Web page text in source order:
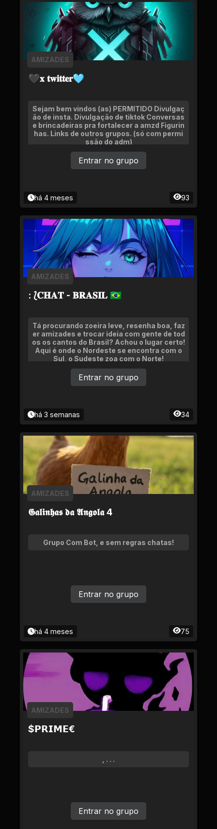
🖤𝐱 𝐭𝐰𝐢𝐭𝐭𝐞𝐫🩵
AMIZADES
Sejam bem vindos (as) PERMITIDO Divulgaç
ão de insta. Divulgação de tiktok Conversas
e brincadeiras pra fortalecer a amzd Figurin
has. Links de outros grupos. (só com permi
ssão do adm)
há 4 meses 93
Entrar no grupo
: ⟅𝐂𝐇𝐀𝐓 - 𝐁𝐑𝐀𝐒𝐈𝐋 🇧🇷
AMIZADES
Tá procurando zoeira leve, resenha boa, faz
er amizades e trocar ideia com gente de tod
os os cantos do Brasil? Achou o lugar certo!
Aqui é onde o Nordeste se encontra com o
Sul, o Sudeste zoa com o Norte!
há 3 semanas 34
Entrar no grupo
𝕲𝖆𝖑𝖎𝖓𝖍𝖆𝖘 𝖉𝖆 𝕬𝖓𝖌𝖔𝖑𝖆 4
AMIZADES
Grupo Com Bot, e sem regras chatas!
há 4 meses 75
Entrar no grupo
$𝗣𝗥𝗜𝗠𝗘€
AMIZADES
, . . .
Entrar no grupo